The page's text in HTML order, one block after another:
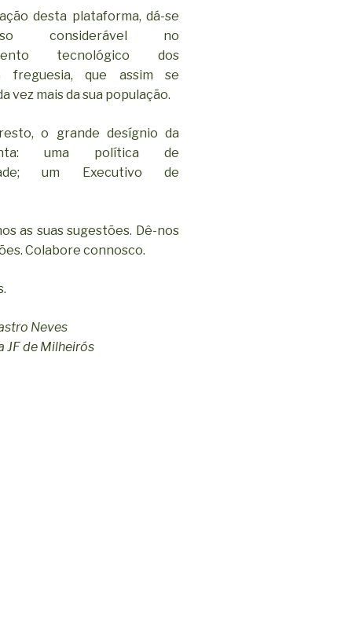
desta plataforma, dá-se
considerável no
tecnológico dos
freguesia, que assim se
vez mais da sua população.
o grande desígnio da
uma política de
um Executivo de
as suas sugestões. Dê-nos
Colabore connosco.
Neves
JF de Milheirós